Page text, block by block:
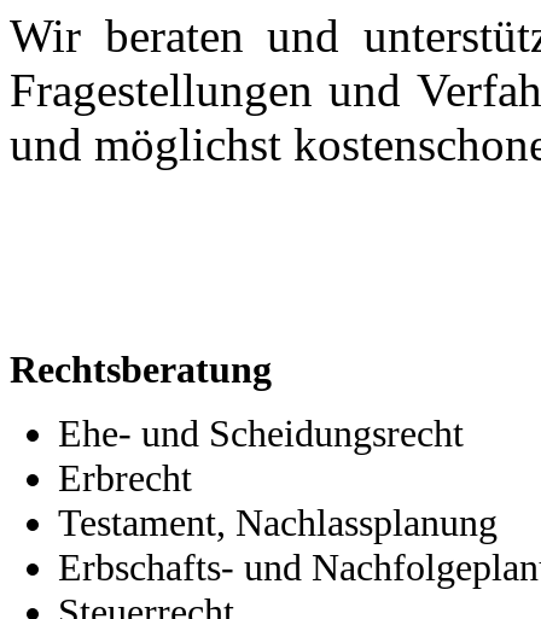
Wir beraten und
Fragestellungen und
und möglichst
Rechtsberatung
Ehe- und Scheidungsrecht
Erbrecht
Testament, Nachlassplanung
Erbschafts- und